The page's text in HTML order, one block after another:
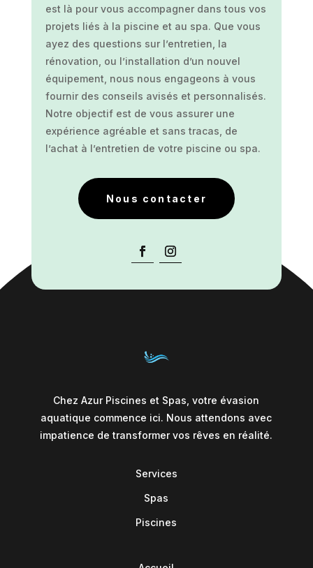
est là pour vous accompagner dans tous vos
projets liés à la piscine et au spa. Que vous
ayez des questions sur l’entretien, la
rénovation, ou l’installation d’un nouvel
équipement, nous nous engageons à vous
fournir des conseils avisés et personnalisés.
Notre objectif est de vous assurer une
expérience agréable et sans tracas, de
l’achat à l’entretien de votre piscine ou spa.
Nous contacter
Chez Azur Piscines et Spas, votre évasion
aquatique commence ici. Nous attendons avec
impatience de transformer vos rêves en réalité.
Services
Spas
Piscines